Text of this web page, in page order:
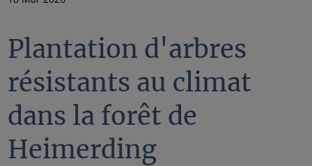
Plantation d'arbres
résistants au climat
dans la forêt de
Heimerding